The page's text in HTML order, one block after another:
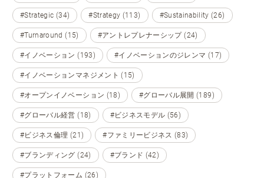
#Strategic (34) #Strategy (113) #Sustainability (26)
#Turnaround (15) #アントレプレナーシップ (24)
#イノベーション (193) #イノベーションのジレンマ (17)
#イノベーションマネジメント (15)
#オープンイノベーション (18) #グローバル展開 (189)
#グローバル経営 (18) #ビジネスモデル (56)
#ビジネス倫理 (21) #ファミリービジネス (83)
#ブランディング (24) #ブランド (42)
#プラットフォーム (26)